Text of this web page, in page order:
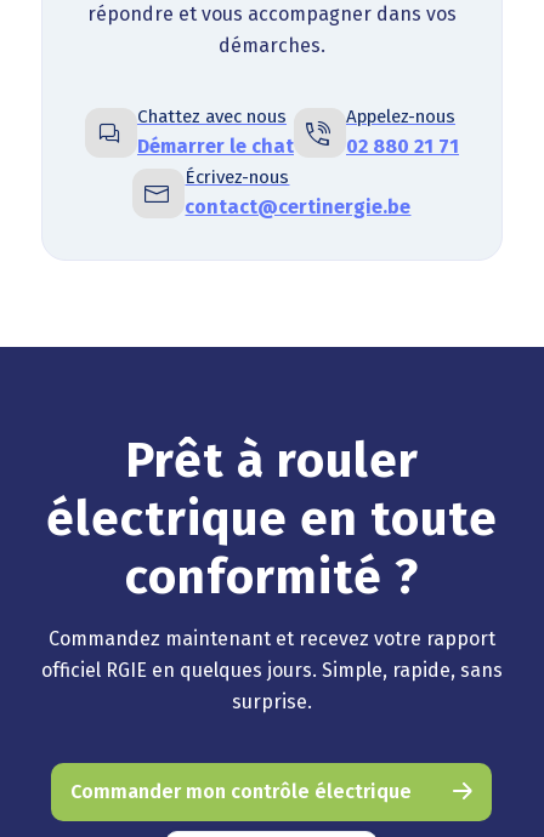
répondre et vous accompagner dans vos
démarches.
Chattez avec nous
Démarrer le chat
Appelez-nous
02 880 21 71
Écrivez-nous
contact@certinergie.be
Prêt à rouler
électrique en toute
conformité ?
Commandez maintenant et recevez votre rapport
officiel RGIE en quelques jours. Simple, rapide, sans
surprise.
Commander mon contrôle électrique